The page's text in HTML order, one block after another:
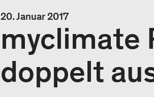
20. Januar 2017
myclimate
doppelt